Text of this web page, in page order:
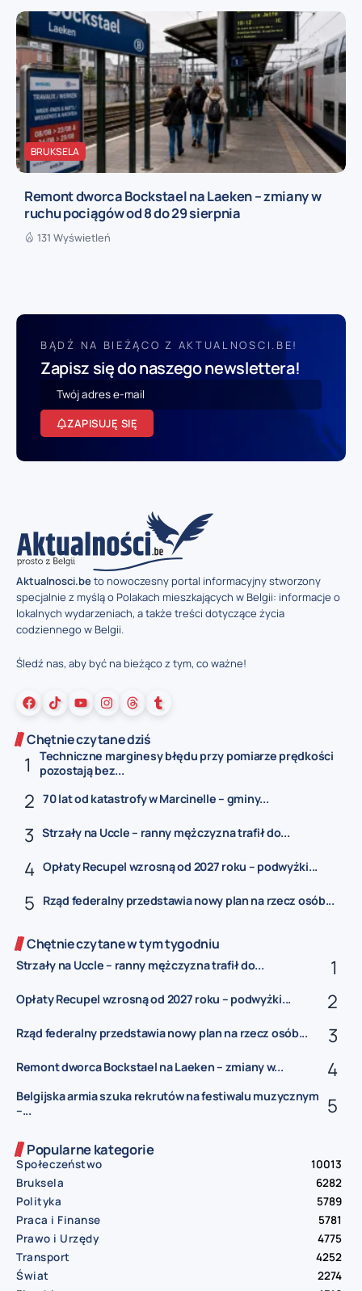
BRUKSELA
Remont dworca Bockstael na Laeken – zmiany w
ruchu pociągów od 8 do 29 sierpnia
131 Wyświetleń
BĄDŹ NA BIEŻĄCO Z AKTUALNOSCI.BE!
Zapisz się do naszego newslettera!
ZAPISUJĘ SIĘ
Aktualnosci.beto nowoczesny portal informacyjny stworzony
specjalnie z myślą o Polakach mieszkających w Belgii: informacje o
lokalnych wydarzeniach, a także treści dotyczące życia
codziennego w Belgii.
Śledź nas, aby być na bieżąco z tym, co ważne!
Chętnie czytane dziś
Techniczne marginesy błędu przy pomiarze prędkości
pozostają bez...
70 lat od katastrofy w Marcinelle – gminy...
Strzały na Uccle – ranny mężczyzna trafił do...
Opłaty Recupel wzrosną od 2027 roku – podwyżki...
Rząd federalny przedstawia nowy plan na rzecz osób...
Chętnie czytane w tym tygodniu
Strzały na Uccle – ranny mężczyzna trafił do...
Opłaty Recupel wzrosną od 2027 roku – podwyżki...
Rząd federalny przedstawia nowy plan na rzecz osób...
Remont dworca Bockstael na Laeken – zmiany w...
Belgijska armia szuka rekrutów na festiwalu muzycznym
–...
Popularne kategorie
Społeczeństwo
10013
Bruksela
6282
Polityka
5789
Praca i Finanse
5781
Prawo i Urzędy
4775
Transport
4252
Świat
2274